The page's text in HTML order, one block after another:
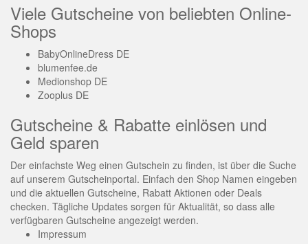
Viele Gutscheine von beliebten Online-
Shops
BabyOnlineDress DE
blumenfee.de
Medionshop DE
Zooplus DE
Gutscheine & Rabatte einlösen und
Geld sparen
Der einfachste Weg einen Gutschein zu finden, ist über die Suche
auf unserem Gutscheinportal. Einfach den Shop Namen eingeben
und die aktuellen Gutscheine, Rabatt Aktionen oder Deals
checken. Tägliche Updates sorgen für Aktualität, so dass alle
verfügbaren Gutscheine angezeigt werden.
Impressum